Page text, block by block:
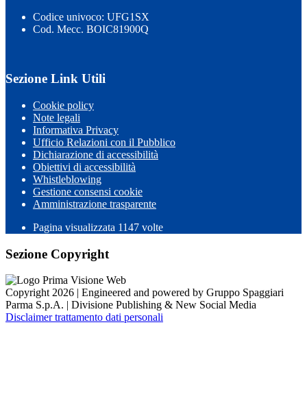
Codice univoco: UFG1SX
Cod. Mecc. BOIC81900Q
Sezione Link Utili
Cookie policy
Note legali
Informativa Privacy
Ufficio Relazioni con il Pubblico
Dichiarazione di accessibilità
Obiettivi di accessibilità
Whistleblowing
Gestione consensi cookie
Amministrazione trasparente
Pagina visualizzata 1147 volte
Sezione Copyright
Copyright 2026 | Engineered and powered by Gruppo Spaggiari
Parma S.p.A. | Divisione Publishing & New Social Media
Disclaimer trattamento dati personali